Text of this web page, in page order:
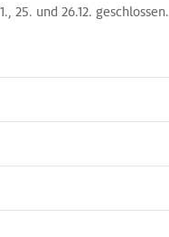
25. und 26.12. geschlossen.